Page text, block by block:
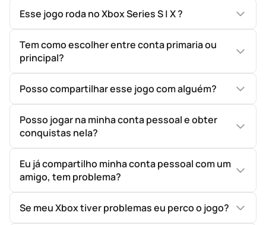
Esse jogo roda no Xbox Series S | X ?
Tem como escolher entre conta primaria ou
principal?
Posso compartilhar esse jogo com alguém?
Posso jogar na minha conta pessoal e obter
conquistas nela?
Eu já compartilho minha conta pessoal com um
amigo, tem problema?
Se meu Xbox tiver problemas eu perco o jogo?